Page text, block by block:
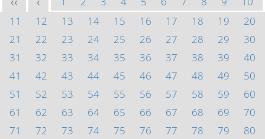
<< <
11
12 13 14 15 16 17 18 19
20
21
22 23 24 25 26 27 28 29
30
31
32 33 34 35 36 37 38 39
40
41
42 43 44 45 46 47 48 49
50
51
52 53 54 55 56 57 58 59
60
61
62 63 64 65 66 67 68 69
70
71
72 73 74 75 76 77 78 79
80